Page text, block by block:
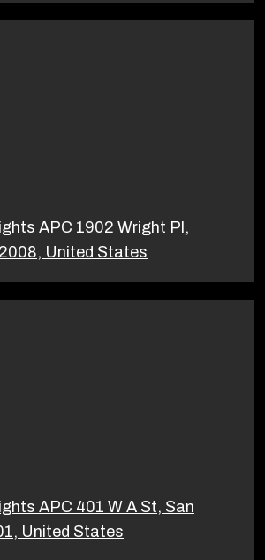
APC 1902 Wright Pl,
United States
APC 401 W A St, San
United States